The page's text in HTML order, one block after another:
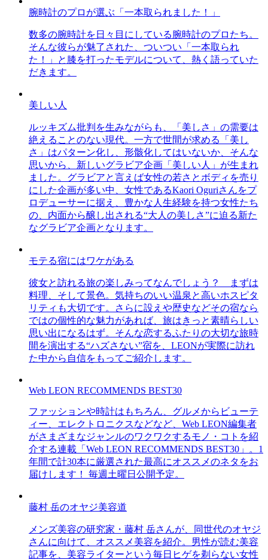
腕時計のプロが選ぶ「一本取られました！」
数多の腕時計を日々目にしている腕時計のプロたち。
そんな彼らが魅了された、ついつい「一本取られ
た！」と膝を打ったモデルについて、熱く語っていた
だきます。
美しい人
ルッキズム批判を生みながらも、「美しさ」の需要は
絶えることのない現代。一方で世間が求める「美し
さ」はパターン化し、形骸化してはいないか、そんな
思いから、新しいグラビア企画「美しい人」が生まれ
ました。グラビアと言えば女性の若さとボディを売り
にした企画が多い中、女性であるKaori Oguriさんをプ
ロデューサーに据え、豊かな人生経験を持つ女性たち
の、内面から醸し出される“大人の美しさ”に迫る新た
なグラビア企画となります。
モテる宿にはワケがある
彼女と訪れる旅の楽しみってなんでしょう？ まずは
料理、そして景色。気持ちのいい温泉と高いホスピタ
リティも大切です。さらに設えや歴史などその宿なら
ではの個性的な魅力があれば、旅はきっと素晴らしい
思い出になるはず。そんな恋するふたりの大切な旅時
間を演出する“ハズさない”宿を、LEONが実際に訪れ
た中から自信をもってご紹介します。
Web LEON RECOMMENDS BEST30
ファッションや時計はもちろん、グルメからビューテ
ィー、エレクトロニクスなどなど、Web LEON編集者
がさまざまなジャンルのワクワクするモノ・コトを紹
介する連載「Web LEON RECOMMENDS BEST30」。1
年間で計30本に厳選された最高にオススメのネタをお
届けします！ 毎週土曜日公開予定。
藤村 岳のオヤジ美容道
メンズ美容の研究家・藤村 岳さんが、同世代のオヤジ
さんに向けて、オススメ美容を紹介。男性が読む美容
記事を、美容ライターという毎日ヒゲを剃らない女性